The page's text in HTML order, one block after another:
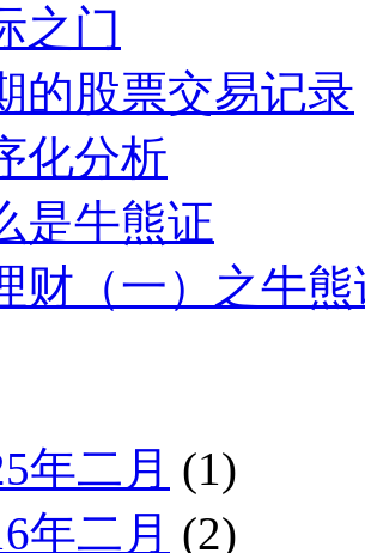
之门
的股票交易记录
化分析
是牛熊证
财（一）之牛
年二月 (1)
年二月 (2)